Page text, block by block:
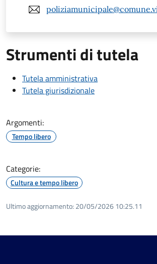
Strumenti di tutela
Tutela amministrativa
Tutela giurisdizionale
Argomenti:
Tempo libero
Categorie:
Cultura e tempo libero
Ultimo aggiornamento: 20/05/2026 10:25.11